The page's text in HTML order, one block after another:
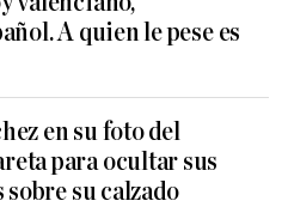
A quien le pese es
en su foto del
para ocultar sus
su calzado